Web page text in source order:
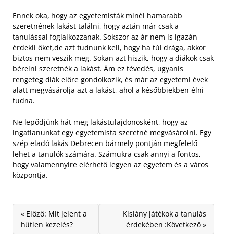
Ennek oka, hogy az egyetemisták minél hamarabb
szeretnének lakást találni, hogy aztán már csak a
tanulással foglalkozzanak. Sokszor az ár nem is igazán
érdekli őket,de azt tudnunk kell, hogy ha túl drága, akkor
biztos nem veszik meg. Sokan azt hiszik, hogy a diákok csak
bérelni szeretnék a lakást. Ám ez tévedés, ugyanis
rengeteg diák előre gondolkozik, és már az egyetemi évek
alatt megvásárolja azt a lakást, ahol a későbbiekben élni
tudna.
Ne lepődjünk hát meg lakástulajdonosként, hogy az
ingatlanunkat egy egyetemista szeretné megvásárolni. Egy
szép eladó lakás Debrecen bármely pontján megfelelő
lehet a tanulók számára. Számukra csak annyi a fontos,
hogy valamennyire elérhető legyen az egyetem és a város
központja.
« Előző: Mit jelent a
hűtlen kezelés?
Kislány játékok a tanulás
érdekében :Következő »